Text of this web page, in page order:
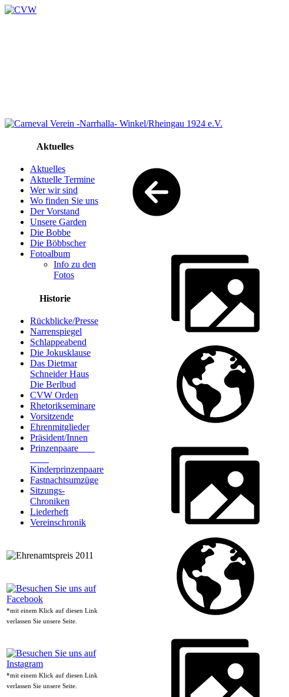
Aktuelles
Aktuelles
Aktuelle Termine
Wer wir sind
Wo finden Sie uns
Der Vorstand
Unsere Garden
Die Bobbe
Die Böbbscher
Fotoalbum
Info zu den
Fotos
Historie
Rückblicke/Presse
Narrenspiegel
Schlappeabend
Die Jokusklause
Das Dietmar
Schneider Haus
Die Berlbud
CVW Orden
Rhetorikseminare
Vorsitzende
Ehrenmitglieder
Präsident/Innen
Prinzenpaare
Kinderprinzenpaare
Fastnachtsumzüge
Sitzungs-
Chroniken
Liederheft
Vereinschronik
*mit einem Klick auf diesen Link
verlassen Sie unsere Seite.
*mit einem Klick auf diesen Link
verlassen Sie unsere Seite.